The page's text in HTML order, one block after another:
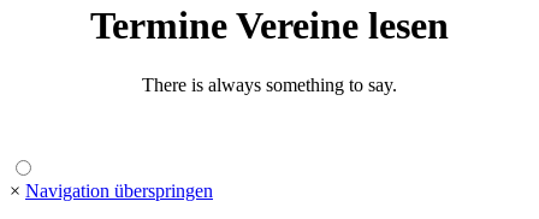
Termine Vereine lesen
There is always something to say.
× Navigation überspringen